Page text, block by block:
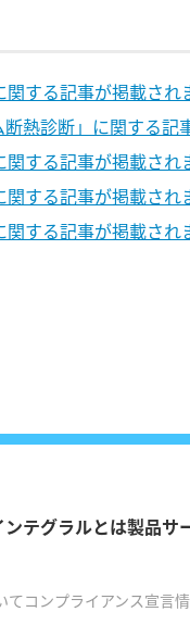
関する記事が掲載され
熱診断」に関する記
関する記事が掲載され
関する記事が掲載され
関する記事が掲載され
ンテグラルとは製品サ
てコンプライアンス宣言